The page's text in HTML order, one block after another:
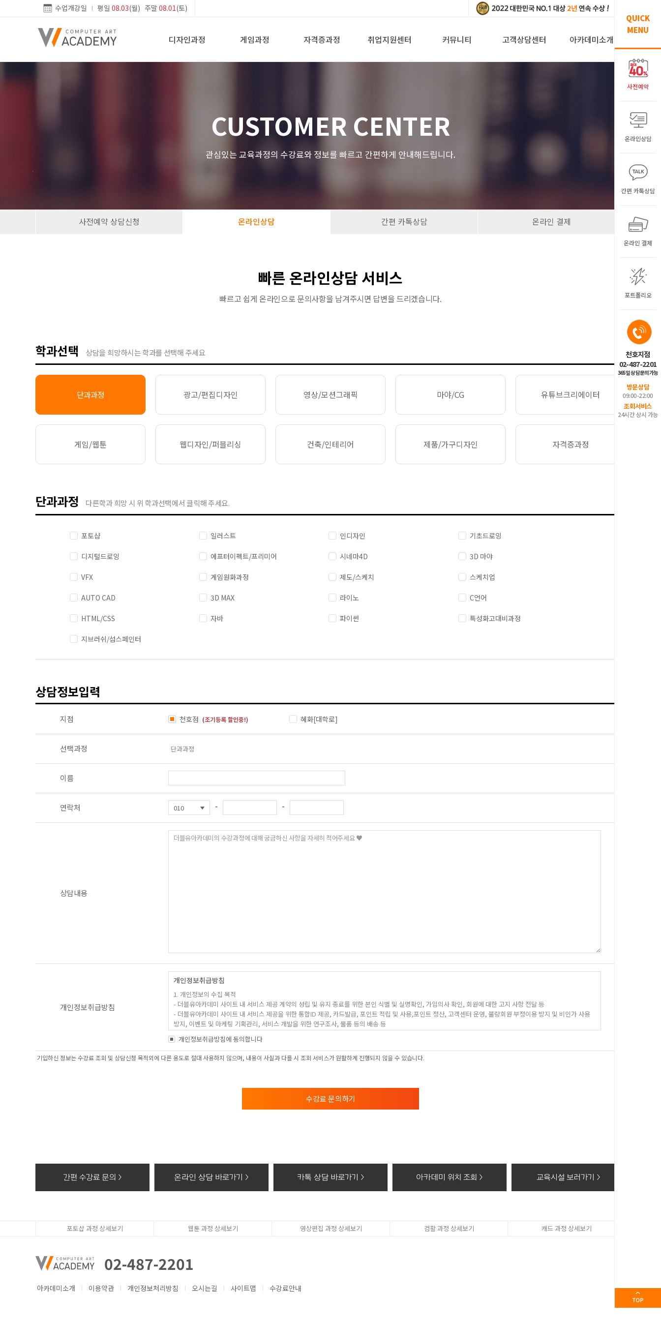
수업개강일 평일 08.03(월) 주말08.01(토)
디자인과정 게임과정 자격증과정 취업지원센터 커뮤니티 고객상담센터 아카데미소개
QUICK
MENU
사전예약
온라인상담
간편 카톡상담
온라인 결제
포트폴리오
천호지점
02-487-2201
365일 상담문의가능
방문상담
09:00-22:00
조회서비스
24시간 상시 가능
CUSTOMER CENTER
관심있는 교육과정의 수강료와 정보를 빠르고 간편하게 안내해드립니다.
사전예약 상담신청 온라인상담 간편 카톡상담 온라인 결제
빠른 온라인상담 서비스
빠르고 쉽게 온라인으로 문의사항을 남겨주시면 답변을 드리겠습니다.
학과선택 상담을 희망하시는 학과를 선택해 주세요
단과과정 광고/편집디자인 영상/모션그래픽 마야/CG 유튜브크리에이터
게임/웹툰 웹디자인/퍼블리싱 건축/인테리어 제품/가구디자인 자격증과정
단과과정 다른학과 희망 시 위 학과선택에서 클릭해 주세요.
포토샵 일러스트 인디자인 기초드로잉
디지털드로잉 에프터이펙트/프리미어 시네마4D 3D 마야
VFX 게임원화과정 제도/스케치 스케치업
AUTO CAD 3D MAX 라이노 C언어
HTML/CSS 자바 파이썬 특성화고대비과정
지브러쉬/섭스페인터
상담정보입력
지점 천호점 (조기등록 할인중!) 혜화[대학로]
선택과정
이름
연락처 - -
상담내용
개인정보취급방침
개인정보취급방침
1. 개인정보의 수집 목적
- 더블유아카데미 사이트 내 서비스 제공 계약의 성립 및 유지 종료를 위한 본인 식별 및 실명확인, 가입의사 확인, 회원에 대한 고지 사항 전달 등
- 더블유아카데미 사이트 내 서비스 제공을 위한 통합ID 제공, 카드발급, 포인트 적립 및 사용,포인트 정산, 고객센터 운영, 불량회원 부정이용 방지 및 비인가 사용
방지, 이벤트 및 마케팅 기획관리, 서비스 개발을 위한 연구조사, 물품 등의 배송 등
- 더블유아카데미 사이트 내 서비스 관련 각종 이벤트 및 행사 관련 정보안내를 위한 전화, SMS, 이메일, DM 발송 등의 마케팅 활동 등
- 당사 및 제휴사 상품서비스에 대한 제반 마케팅(대행포함) 활동 관련 전화, SMS, 이메일, DM 발송을 통한 마케팅, 판촉행사 및 이벤트, 사은행사 안내 등
2. 수집하는 개인정보 항목
(i-PIN을 통한 신규가입의 경우 주민등록번호가 아닌 본인 확인 기관이 제공한 정보를 수집합니다.)
3. 개인정보의 보유/이용기간 및 폐기
당사(패밀리 사이트 내)는 수집된 회원의 개인정보는 수집 목적 또는 제공 받은 목적이 달성되면 지체없이 파기함을 원칙으로 합니다. 다만, 다음 각 호의 경우 일정
기간 동안 예외적으로 수집한 회원정보의 전부 또는 일부를 보관할 수 있습니다.
- 기타 당사 및 제휴사가 필요에 의해 별도로 동의를 득한 경우 : 별도 동의를 받은 범위 (회원정보 및 보유 기간) 내에서 보유
는 관련 법령이 정한 기간 또는 다음 각 호의 기간 동안 회원정보를 보유할 수 있습니다.
- 계약 또는 청약철회 등에 관한 기록 : 5년
- 소비자의 불만 또는 분쟁처리에 관한 기록 : 3년
개인정보취급방침에 동의합니다
기입하신 정보는 수강료 조회 및 상담신청 목적외에 다른 용도로 절대 사용하지 않으며, 내용이 사실과 다를 시 조회 서비스가 원활하게 진행되지 않을 수 있습니다.
수강료 문의하기
간편 수강료 문의 > 온라인 상담 바로가기 > 카톡 상담 바로가기 > 아카데미 위치 조회 > 교육시설 보러가기 >
포토샵 과정 상세보기 웹툰 과정 상세보기 영상편집 과정 상세보기 컴활 과정 상세보기 캐드 과정 상세보기
02-487-2201
아카데미소개 이용약관 개인정보처리방침 오시는길 사이트맵 수강료안내